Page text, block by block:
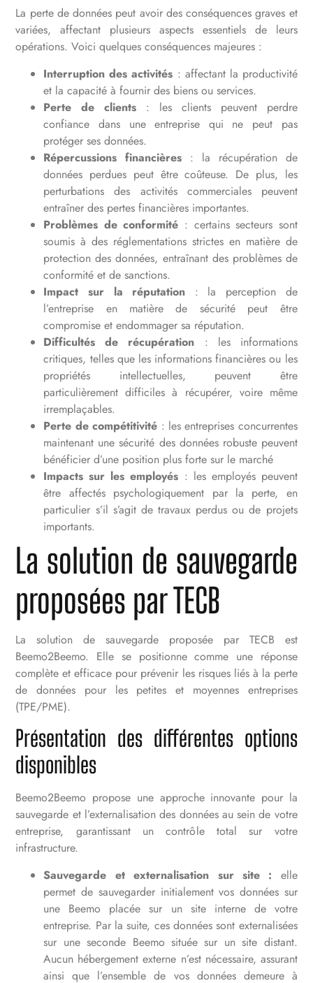
La perte de données peut avoir des conséquences graves et
variées, affectant plusieurs aspects essentiels de leurs
opérations. Voici quelques conséquences majeures :
Interruption des activités : affectant la productivité
et la capacité à fournir des biens ou services.
Perte de clients : les clients peuvent perdre
confiance dans une entreprise qui ne peut pas
protéger ses données.
Répercussions financières : la récupération de
données perdues peut être coûteuse. De plus, les
perturbations des activités commerciales peuvent
entraîner des pertes financières importantes.
Problèmes de conformité : certains secteurs sont
soumis à des réglementations strictes en matière de
protection des données, entraînant des problèmes de
conformité et de sanctions.
Impact sur la réputation : la perception de
l’entreprise en matière de sécurité peut être
compromise et endommager sa réputation.
Difficultés de récupération : les informations
critiques, telles que les informations financières ou les
propriétés intellectuelles, peuvent être
particulièrement difficiles à récupérer, voire même
irremplaçables.
Perte de compétitivité : les entreprises concurrentes
maintenant une sécurité des données robuste peuvent
bénéficier d’une position plus forte sur le marché
Impacts sur les employés : les employés peuvent
être affectés psychologiquement par la perte, en
particulier s’il s’agit de travaux perdus ou de projets
importants.
La solution de sauvegarde
proposées par TECB
La solution de sauvegarde proposée par TECB est
Beemo2Beemo. Elle se positionne comme une réponse
complète et efficace pour prévenir les risques liés à la perte
de données pour les petites et moyennes entreprises
(TPE/PME).
Présentation des différentes options
disponibles
Beemo2Beemo propose une approche innovante pour la
sauvegarde et l’externalisation des données au sein de votre
entreprise, garantissant un contrôle total sur votre
infrastructure.
Sauvegarde et externalisation sur site : elle
permet de sauvegarder initialement vos données sur
une Beemo placée sur un site interne de votre
entreprise. Par la suite, ces données sont externalisées
sur une seconde Beemo située sur un site distant.
Aucun hébergement externe n’est nécessaire, assurant
ainsi que l’ensemble de vos données demeure à